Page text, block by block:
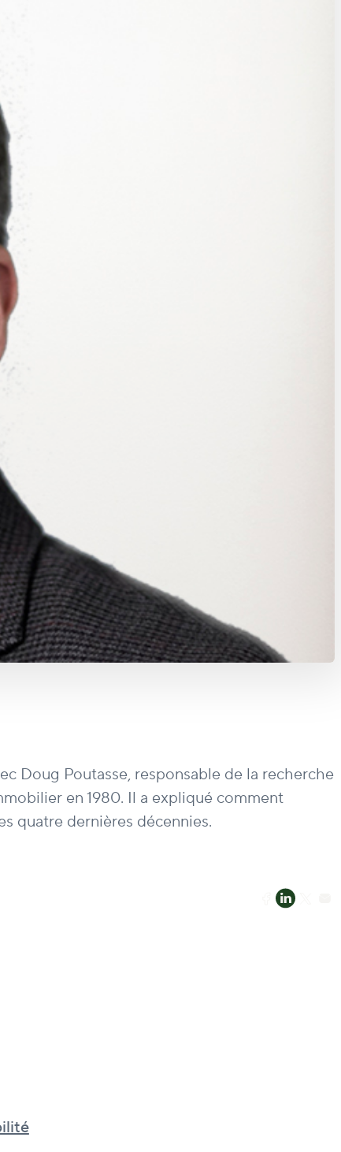
Doug Poutasse, responsable de la recherche
en 1980. Il a expliqué comment
quatre dernières décennies.